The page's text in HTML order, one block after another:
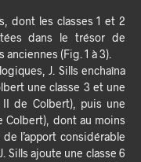
dont les classes 1 et 2
dans le trésor de
(Fig. 1 à 3).
J. Sills enchaîna
une classe 3 et une
de Colbert), puis une
Colbert), dont au moins
l’apport considérable
Sills ajoute une classe 6